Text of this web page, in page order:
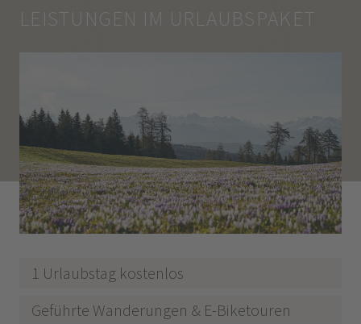
LEISTUNGEN IM URLAUBSPAKET
1 Urlaubstag kostenlos
Geführte Wanderungen & E-Biketouren